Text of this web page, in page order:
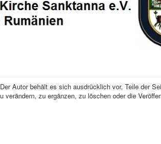
Autor behält es sich ausdrücklich vor, Teile der
verändern, zu ergänzen, zu löschen oder die